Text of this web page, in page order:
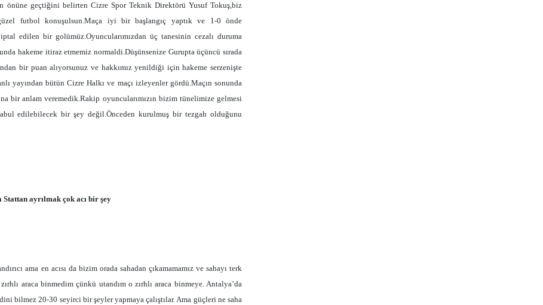
önüne geçtiğini belirten Cizre Spor Teknik Direktörü Yusuf Tokuş,biz
futbol konuşulsun.Maça iyi bir başlangıç yaptık ve 1-0 önde
edilen bir golümüz.Oyuncularımızdan üç tanesinin cezalı duruma
hakeme itiraz etmemiz normaldi.Düşünsenize Gurupta üçüncü sırada
bir puan alıyorsunuz ve hakkımız yenildiği için hakeme serzenişte
yayından bütün Cizre Halkı ve maçı izleyenler gördü.Maçın sonunda
bir anlam veremedik.Rakip oyuncularımızın bizim tünelimize gelmesi
edilebilecek bir şey değil.Önceden kurulmuş bir tezgah olduğunu
ayrılmak çok acı bir şey
ama en acısı da bizim orada sahadan çıkamamamız ve sahayı terk
araca binmedim çünkü utandım o zırhlı araca binmeye. Antalya’da
bilmez 20-30 seyirci bir şeyler yapmaya çalıştılar. Ama güçleri ne saha